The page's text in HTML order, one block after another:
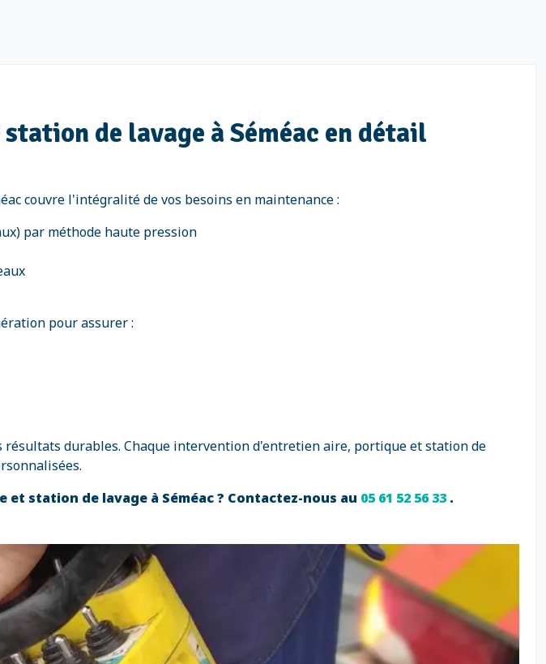
de lavage à Séméac en détail
couvre l'intégralité de vos besoins en maintenance :
par méthode haute pression
pour assurer :
durables. Chaque intervention d'entretien aire, portique et station de
station de lavage à Séméac ? Contactez-nous au 05 61 52 56 33 .